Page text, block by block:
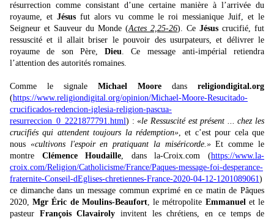
résurrection comme consistant d’une certaine manière à l’arrivée du
royaume, etJésus fut alors vu comme le roi messianique Juif, et le
Seigneur et Sauveur du Monde (Actes 2,25-26). Ce Jésus crucifié, fut
ressuscité et il allait briser le pouvoir des usurpateurs, et délivrer le
royaume de son Père, Dieu. Ce message anti-impérial retiendra
l’attention des autorités romaines.
Comme le signale Michael Moore dans religiondigital.org
(https://www.religiondigital.org/opinion/Michael-Moore-Resucitado-
crucificados-redencion-iglesia-religion-pascua-
resurreccion_0_2221877791.html) : «le Ressuscité est présent ... chez les
crucifiés qui attendent toujours la rédemption», et c’est pour cela que
nous «cultivons l'espoir en pratiquant la miséricorde.»Et comme le
montre Clémence Houdaille, dans la-Croix.com (https://www.la-
croix.com/Religion/Catholicisme/France/Paques-message-foi-desperance-
fraternite-Conseil-dEglises-chretiennes-France-2020-04-12-1201089061)
ce dimanche dans un message commun exprimé en ce matin de Pâques
2020,Mgr Éric de Moulins-Beaufort, le métropolite Emmanuelet le
pasteur François Clavairoly invitent les chrétiens, en ce temps de